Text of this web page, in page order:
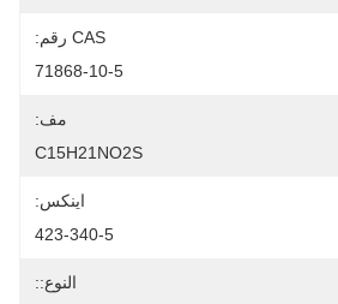
CAS رقم:
71868-10-5
مف:
C15H21NO2S
اينكس:
423-340-5
النوع::